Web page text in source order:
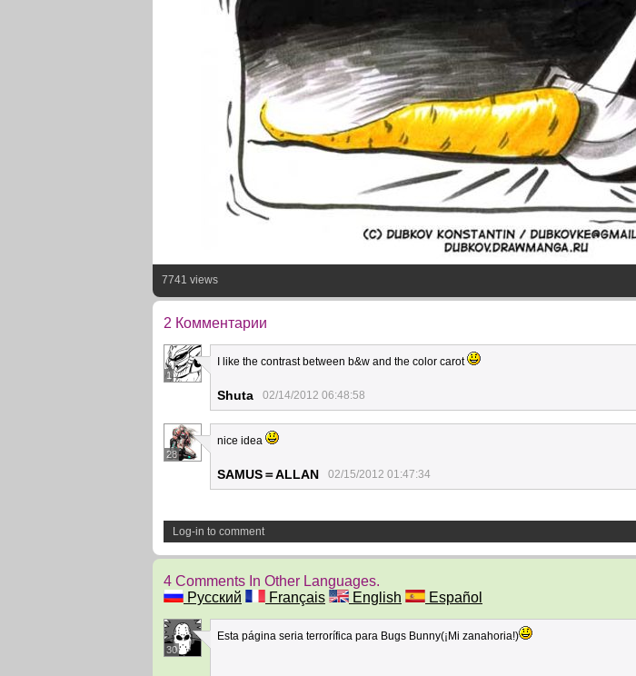
7741 views
2 Комментарии
1
I like the contrast between b&w and the color carot
Shuta 02/14/2012 06:48:58
28
nice idea
SAMUS＝ALLAN 02/15/2012 01:47:34
Log-in to comment
4 Comments In Other Languages.
Русский
Français English Español
30
Esta página seria terrorífica para Bugs Bunny(¡Mi zanahoria!)